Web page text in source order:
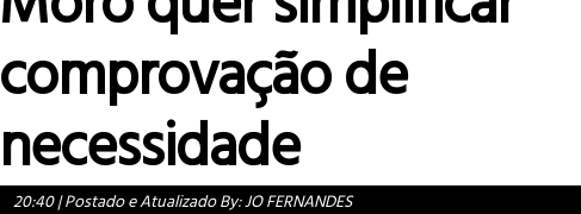
comprovação de
necessidade
20:40|Postado e Atualizado By:JO FERNANDES